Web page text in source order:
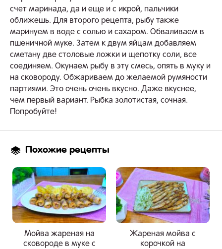
счет маринада, да и еще и с икрой, пальчики
оближешь. Для второго рецепта, рыбу также
маринуем в воде с солью и сахаром. Обваливаем в
пшеничной муке. Затем к двум яйцам добавляем
сметану две столовые ложки и щепотку соли, все
соединяем. Окунаем рыбу в эту смесь, опять в муку и
на сковороду. Обжариваем до желаемой румяности
партиями. Это очень очень вкусно. Даже вкуснее,
чем первый вариант. Рыбка золотистая, сочная.
Попробуйте!
Похожие рецепты
Мойва жареная на
сковороде в муке с
Жареная мойва с
корочкой на